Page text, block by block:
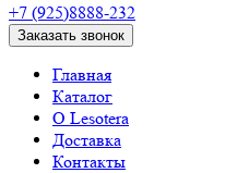
+7 (925)8888-232
Заказать звонок
Главная
Каталог
О Lesotera
Доставка
Контакты